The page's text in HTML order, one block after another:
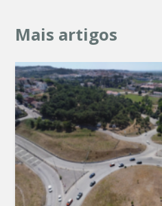
Mais artigos